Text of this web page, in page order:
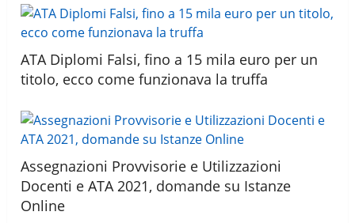
ATA Diplomi Falsi, fino a 15 mila euro per un
titolo, ecco come funzionava la truffa
Assegnazioni Provvisorie e Utilizzazioni
Docenti e ATA 2021, domande su Istanze
Online